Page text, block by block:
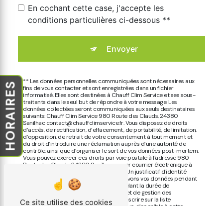
HORAIRES
En cochant cette case, j'accepte les
conditions particulières ci-dessous **
Envoyer
** Les données personnelles communiquées sont nécessaires aux
fins de vous contacter et sont enregistrées dans un fichier
informatisé. Elles sont destinées à Chauff Clim Service et ses sous-
traitants dans le seul but de répondre à votre message. Les
données collectées seront communiquées aux seuls destinataires
suivants: Chauff Clim Service 980 Route des Clauds, 24380
Sanilhac contact@chauffclimservice.fr. Vous disposez de droits
d’accès, de rectification, d’effacement, de portabilité, de limitation,
d’opposition, de retrait de votre consentement à tout moment et
du droit d’introduire une réclamation auprès d’une autorité de
contrôle, ainsi que d’organiser le sort de vos données post-mortem.
Vous pouvez exercer ces droits par voie postale à l'adresse 980
Route des Clauds, 24380 Sanilhac ou par courrier électronique à
l'adresse contact@chauffclimservice.fr. Un justificatif d'identité
pourra vous être demandé. Nous conservons vos données pendant
la période de prise de contact puis pendant la durée de
prescription légale aux fins probatoires et de gestion des
contentieux. Vous avez le droit de vous inscrire sur la liste
Ce site utilise des cookies